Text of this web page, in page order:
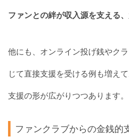
ファンとの絆が収入源を支える、
他にも、オンライン投げ銭やク
じて直接支援を受ける例も増え
支援の形が広がりつつあります。
ファンクラブからの金銭的